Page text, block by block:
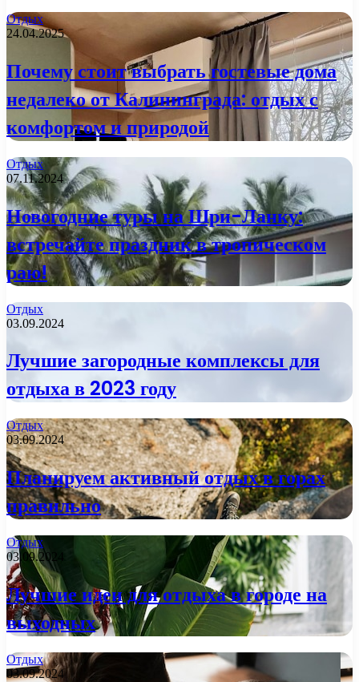
Отдых
24.04.2025
Почему стоит выбрать гостевые дома
недалеко от Калининграда: отдых с
комфортом и природой
Отдых
07.11.2024
Новогодние туры на Шри-Ланку:
встречайте праздник в тропическом
раю!
Отдых
03.09.2024
Лучшие загородные комплексы для
отдыха в 2023 году
Отдых
03.09.2024
Планируем активный отдых в горах
правильно
Отдых
03.09.2024
Лучшие идеи для отдыха в городе на
выходных
Отдых
03.09.2024